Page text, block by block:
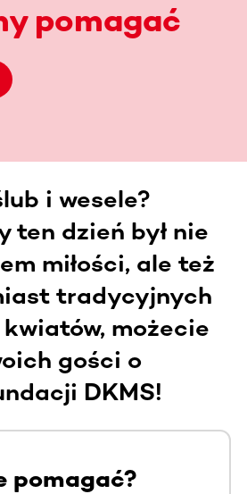
pomagać
i wesele?
ten dzień był nie
miłości, ale też
tradycyjnych
możecie
gości o
DKMS!
pomagać?